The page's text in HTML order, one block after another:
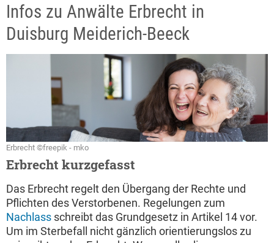
Infos zu Anwälte Erbrecht in
Duisburg Meiderich-Beeck
Erbrecht ©freepik - mko
Erbrecht kurzgefasst
Das Erbrecht regelt den Übergang der Rechte und
Pflichten des Verstorbenen. Regelungen zum
Nachlass schreibt das Grundgesetz in Artikel 14 vor.
Um im Sterbefall nicht gänzlich orientierungslos zu